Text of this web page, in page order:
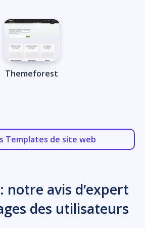
Themeforest
Templates de site web
notre avis d’expert
des utilisateurs